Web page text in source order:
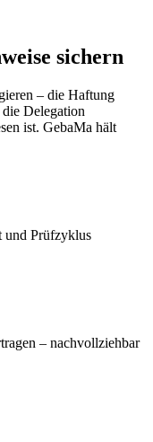
sichern
– die Haftung
Delegation
ist. GebaMa hält
und Prüfzyklus
– nachvollziehbar